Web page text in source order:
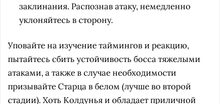
заклинания. Распознав атаку, немедленно
уклоняйтесь в сторону.
Уповайте на изучение таймингов и реакцию,
пытайтесь сбить устойчивость босса тяжелыми
атаками, а также в случае необходимости
призывайте Старца в белом (лучше во второй
стадии). Хоть Колдунья и обладает приличной